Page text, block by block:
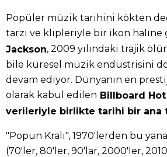
Popüler müzik tarihini kökten
tarzı ve klipleriyle bir ikon haline
Jackson, 2009 yılındaki trajik
bile küresel müzik endüstrisini
devam ediyor. Dünyanın en
olarak kabul edilen Billboard Hot
verileriyle birlikte tarihi bir ana
"Popun Kralı", 1970'lerden bu
(70'ler, 80'ler, 90'lar, 2000'ler,